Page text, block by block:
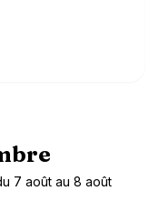
7 août au 8 août